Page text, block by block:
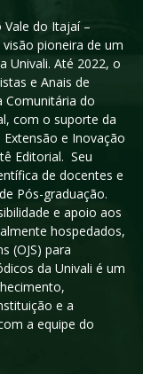
Vale do Itajaí –
pioneira de um
Univali. Até 2022, o
e Anais de
Comunitária do
com o suporte da
e Inovação
Editorial. Seu
de docentes e
Pós-graduação.
e apoio aos
hospedados,
(OJS) para
da Univali é um
e a
a equipe do